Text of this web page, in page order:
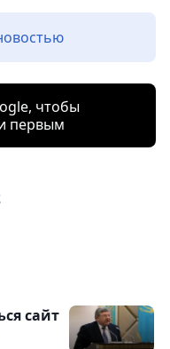
чтобы
первым
сайт